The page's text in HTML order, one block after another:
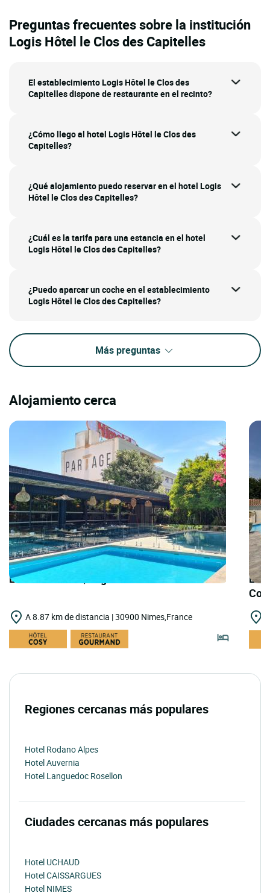
Preguntas frecuentes sobre la institución
Logis Hôtel le Clos des Capitelles
El establecimiento Logis Hôtel le Clos des
Capitelles dispone de restaurante en el recinto?
¿Cómo llego al hotel Logis Hôtel le Clos des
Capitelles?
¿Qué alojamiento puedo reservar en el hotel Logis
Hôtel le Clos des Capitelles?
¿Cuál es la tarifa para una estancia en el hotel
Logis Hôtel le Clos des Capitelles?
¿Puedo aparcar un coche en el establecimiento
Logis Hôtel le Clos des Capitelles?
Más preguntas
Alojamiento cerca
LOGIS HOTELS | Logis Hôtel Nîmotel
A 8.87 km de distancia | 30900 Nimes,France
Regiones cercanas más populares
Hotel Rodano Alpes
Hotel Auvernia
Hotel Languedoc Rosellon
Ciudades cercanas más populares
Hotel UCHAUD
Hotel CAISSARGUES
Hotel NIMES